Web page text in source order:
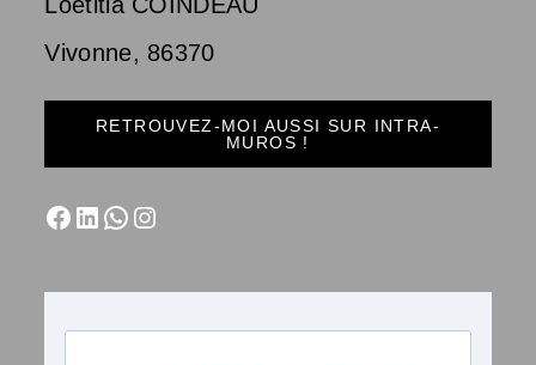
Vivonne, 86370
RETROUVEZ-MOI AUSSI SUR INTRA-
MUROS !